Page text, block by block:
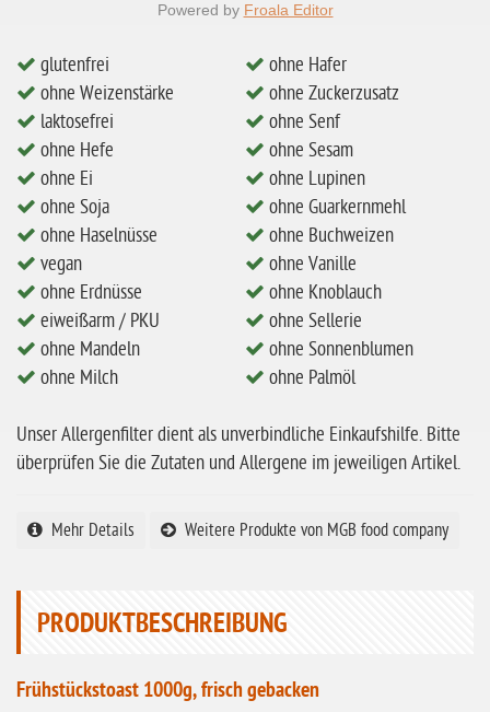
ohne Haselnüsse
Bio
vegan
ohne Erdnüsse
eiweißarm / PKU
ohne Milch
ohne Hafer
ohne Zuckerzusatz
ohne Mais
ohne Sesam
ohne Guarkernmehl
ohne Vanille
Powered by Froala Editor
glutenfrei
ohne Weizenstärke
laktosefrei
ohne Hefe
ohne Ei
ohne Soja
ohne Haselnüsse
vegan
ohne Erdnüsse
eiweißarm / PKU
ohne Mandeln
ohne Milch
ohne Hafer
ohne Zuckerzusatz
ohne Senf
ohne Sesam
ohne Lupinen
ohne Guarkernmehl
ohne Buchweizen
ohne Vanille
ohne Knoblauch
ohne Sellerie
ohne Sonnenblumen
ohne Palmöl
Unser Allergenfilter dient als unverbindliche Einkaufshilfe. Bitte
überprüfen Sie die Zutaten und Allergene im jeweiligen Artikel.
Mehr Details Weitere Produkte von MGB food company
PRODUKTBESCHREIBUNG
Frühstückstoast 1000g, frisch gebacken